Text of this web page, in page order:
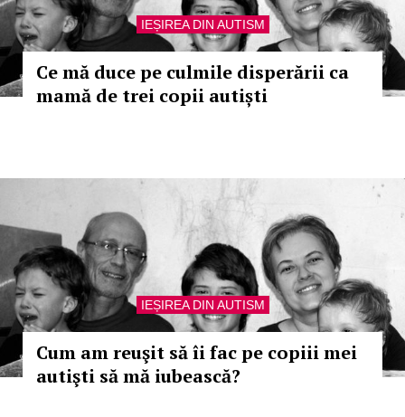
IEȘIREA DIN AUTISM
Ce mă duce pe culmile disperării ca
mamă de trei copii autiști
IEȘIREA DIN AUTISM
Cum am reuşit să îi fac pe copiii mei
autişti să mă iubească?